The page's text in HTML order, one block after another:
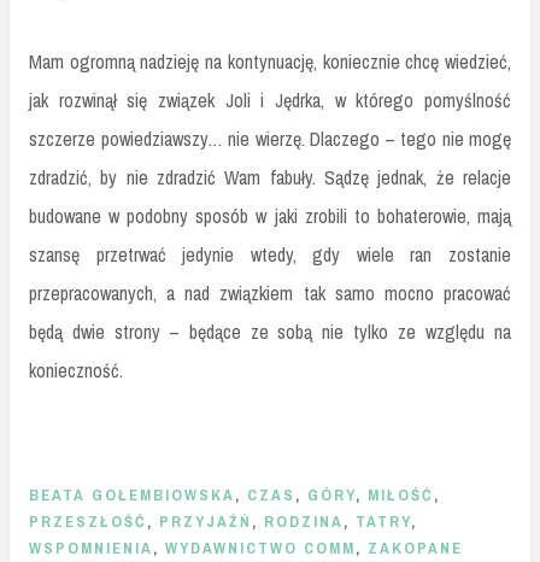
Mam ogromną nadzieję na kontynuację, koniecznie chcę wiedzieć,
jak rozwinął się związek Joli i Jędrka, w którego pomyślność
szczerze powiedziawszy… nie wierzę. Dlaczego – tego nie mogę
zdradzić, by nie zdradzić Wam fabuły. Sądzę jednak, że relacje
budowane w podobny sposób w jaki zrobili to bohaterowie, mają
szansę przetrwać jedynie wtedy, gdy wiele ran zostanie
przepracowanych, a nad związkiem tak samo mocno pracować
będą dwie strony – będące ze sobą nie tylko ze względu na
konieczność.
BEATA GOŁEMBIOWSKA, CZAS , GÓRY, MIŁOŚĆ ,
PRZESZŁOŚĆ , PRZYJAŹŃ , RODZINA, TATRY,
WSPOMNIENIA, WYDAWNICTWO COMM, ZAKOPANE